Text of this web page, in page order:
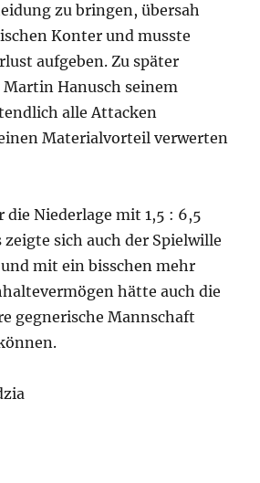
zu bringen, übersah
Konter und musste
aufgeben. Zu später
Hanusch seinem
alle Attacken
Materialvorteil verwerten
Niederlage mit 1,5 : 6,5
zeigte sich auch der Spielwille
mit ein bisschen mehr
hätte auch die
gegnerische Mannschaft